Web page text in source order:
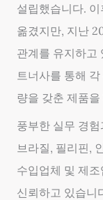
설립했습니다.
옮겼지만, 지난
관계를 유지하고
트너사를 통해
량을 갖춘 제품
풍부한 실무 경
브라질, 필리핀,
수입업체 및 제
신뢰하고 있습니